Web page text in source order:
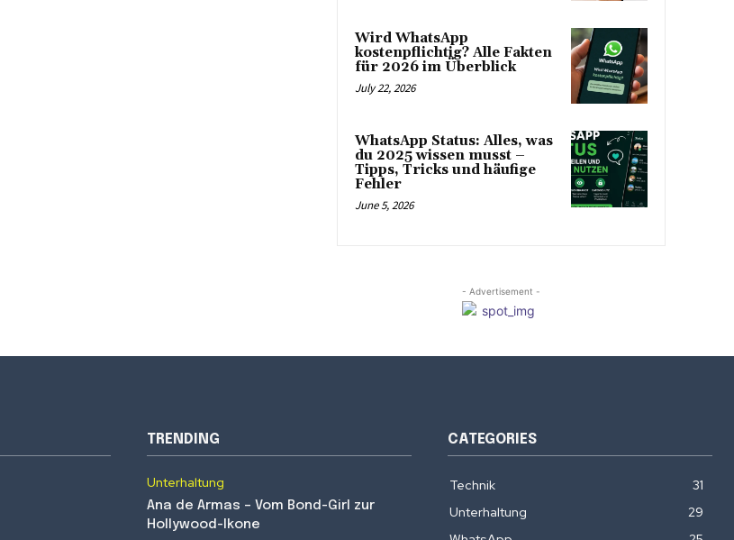
Wird WhatsApp
kostenpflichtig? Alle Fakten
für 2026 im Überblick
July 22, 2026
WhatsApp Status: Alles, was
du 2025 wissen musst –
Tipps, Tricks und häufige
Fehler
June 5, 2026
- Advertisement -
TRENDING
Unterhaltung
Ana de Armas – Vom Bond-Girl zur
Hollywood-Ikone
CATEGORIES
Technik
31
Unterhaltung
29